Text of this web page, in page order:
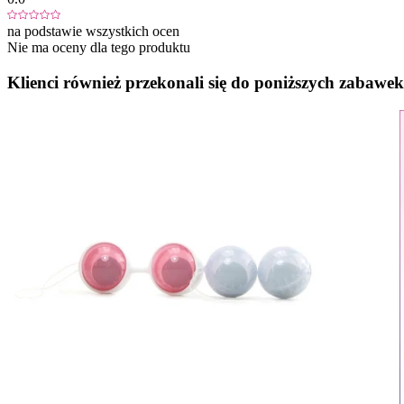
na podstawie wszystkich ocen
Nie ma oceny dla tego produktu
Klienci również przekonali się do poniższych